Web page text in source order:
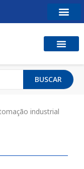
BUSCAR
industrial